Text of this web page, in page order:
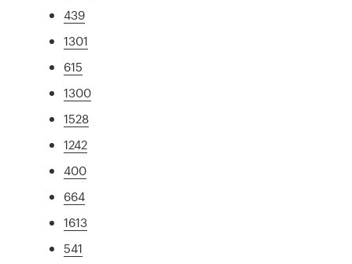
439
1301
615
1300
1528
1242
400
664
1613
541